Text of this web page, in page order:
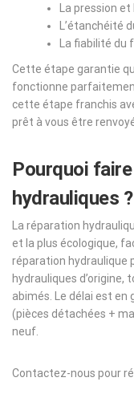
La pression
L’étanchéité
La fiabilité
Cette étape garantie
fonctionne
cette étape franchis
prêt à vous être
Pourquoi
hydrauliques ?
La réparation
et la plus écologique,
réparation hydraulique
hydrauliques
abimés. Le délai est en
(pièces détachées +
neuf.
Contactez-nous pour